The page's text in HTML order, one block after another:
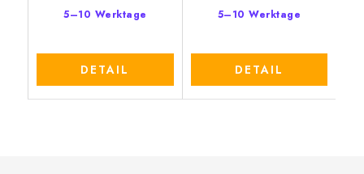
5–10 Werktage
DETAIL
5–10 Werktage
DETAIL